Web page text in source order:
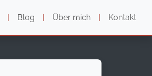
| Blog | Über mich | Kontakt